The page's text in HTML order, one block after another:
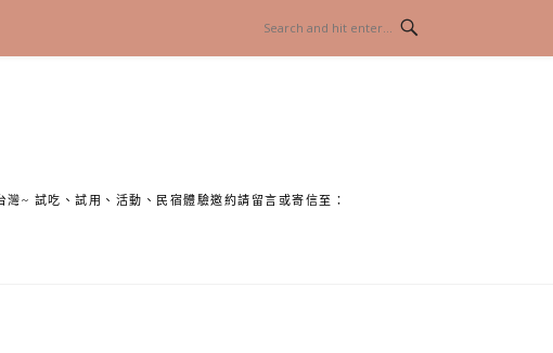
~ 試吃、試用、活動、民宿體驗邀約請留言或寄信至：